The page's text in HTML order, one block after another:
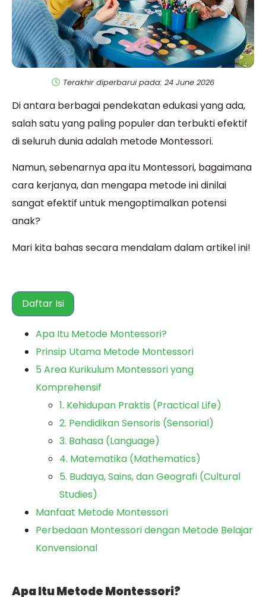
Terakhir diperbarui pada: 24 June 2026
Di antara berbagai pendekatan edukasi yang ada,
salah satu yang paling populer dan terbukti efektif
di seluruh dunia adalah metode Montessori.
Namun, sebenarnya apa itu Montessori, bagaimana
cara kerjanya, dan mengapa metode ini dinilai
sangat efektif untuk mengoptimalkan potensi
anak?
Mari kita bahas secara mendalam dalam artikel ini!
Daftar Isi
Apa Itu Metode Montessori?
Prinsip Utama Metode Montessori
5 Area Kurikulum Montessori yang
Komprehensif
1. Kehidupan Praktis (Practical Life)
2. Pendidikan Sensoris (Sensorial)
3. Bahasa (Language)
4. Matematika (Mathematics)
5. Budaya, Sains, dan Geografi (Cultural
Studies)
Manfaat Metode Montessori
Perbedaan Montessori dengan Metode Belajar
Konvensional
Apa Itu Metode Montessori?